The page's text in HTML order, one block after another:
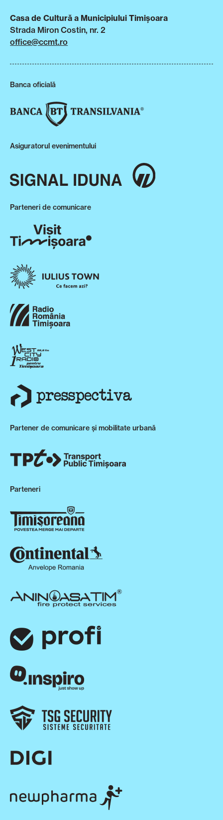
Casa de Cultură a Municipiului Timișoara
Strada Miron Costin, nr. 2
office@ccmt.ro
Banca oficială
Asiguratorul evenimentului
Parteneri de comunicare
Partener de comunicare și mobilitate urbană
Parteneri